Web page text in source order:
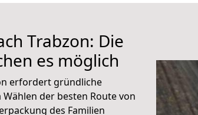
Trabzon: Die
es möglich
erfordert gründliche
der besten Route von
des Familien